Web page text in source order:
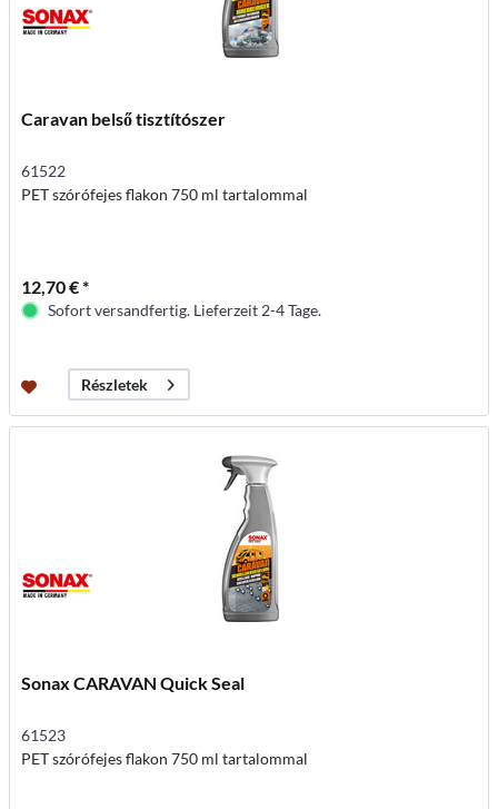
Caravan belső tisztítószer
61522
PET szórófejes flakon 750 ml tartalommal
12,70 € *
Sofort versandfertig. Lieferzeit 2-4 Tage.
Részletek
Sonax CARAVAN Quick Seal
61523
PET szórófejes flakon 750 ml tartalommal